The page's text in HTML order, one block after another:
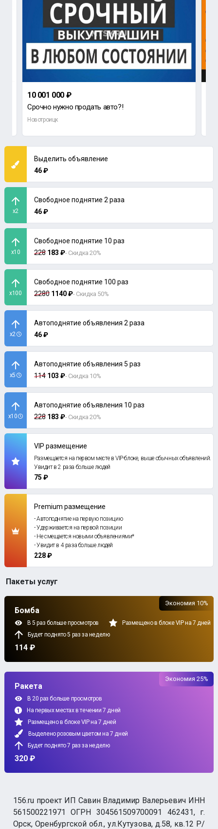
10 001 000 ₽
Срочно нужно продать авто?!
Новотроицк
Выделить объявление
46 ₽
x2
Свободное поднятие 2 раза
46 ₽
x10
Свободное поднятие 10 раз
228 183 ₽- Скидка 20%
x100
Свободное поднятие 100 раз
2280 1140 ₽- Скидка 50%
x2
Автоподнятие объявления 2 раза
46 ₽
x5
Автоподнятие объявления 5 раз
114 103 ₽- Скидка 10%
x10
Автоподнятие объявления 10 раз
228 183 ₽- Скидка 20%
VIP размещение
Размещается на первом месте в VIP-блоке, выше обычных объявлений.
Увидит в 2 раза больше людей
75 ₽
Premium размещение
- Автоподнятие на первую позицию
- Удерживается на первой позиции
- Не смещается новыми объявлениями*
- Увидит в 4 раза больше людей
228 ₽
Пакеты услуг
Бомба
В 5 раз больше просмотров
Размещено в блоке VIP на 7 дней
Будет поднято 5 раз за неделю
114 ₽
Экономия 10%
Ракета
В 20 раз больше просмотров
На первых местах в течении 7 дней
Размещено в блоке VIP на 7 дней
Выделено розовым цветом на 7 дней
Будет поднято 7 раз за неделю
320 ₽
Экономия 25%
156.ru проект ИП Савин Владимир Валерьевич ИНН
561500221971 ОГРН 304561509700091 462431, г.
Орск, Оренбургской обл., ул.Кутузова, д.58, кв.12 Р/